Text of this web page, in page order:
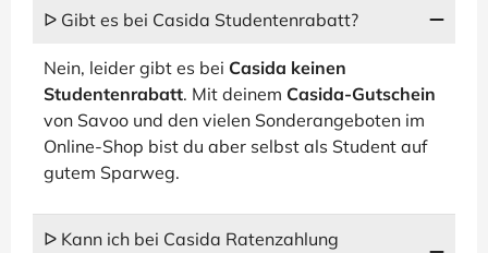
ᐅ Gibt es bei Casida Studentenrabatt?
Nein, leider gibt es bei Casida keinen
Studentenrabatt. Mit deinem Casida-Gutschein
von Savoo und den vielen Sonderangeboten im
Online-Shop bist du aber selbst als Student auf
gutem Sparweg.
ᐅ Kann ich bei Casida Ratenzahlung